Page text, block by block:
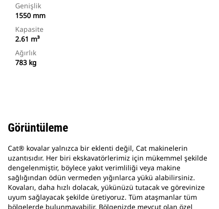
Genişlik
1550 mm
Kapasite
2.61 m³
Ağırlık
783 kg
Görüntüleme
Cat® kovalar yalnızca bir eklenti değil, Cat makinelerin
uzantısıdır. Her biri ekskavatörlerimiz için mükemmel şekilde
dengelenmiştir, böylece yakıt verimliliği veya makine
sağlığından ödün vermeden yığınlarca yükü alabilirsiniz.
Kovaları, daha hızlı dolacak, yükünüzü tutacak ve görevinize
uyum sağlayacak şekilde üretiyoruz. Tüm ataşmanlar tüm
bölgelerde bulunmayabilir. Bölgenizde mevcut olan özel